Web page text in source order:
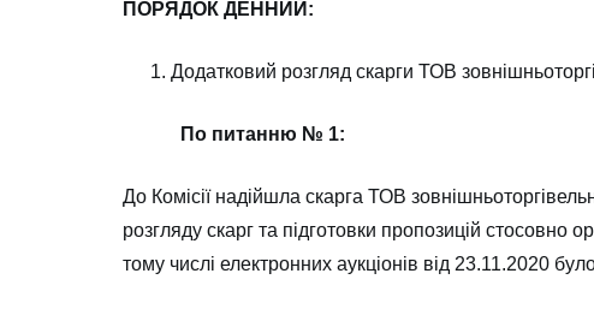
ПОРЯДОК ДЕННИЙ:
Додатковий розгляд скарги ТОВ
По питанню № 1:
До Комісії надійшла скарга ТОВ
розгляду скарг та підготовки пропозицій стосовно
тому числі електронних аукціонів від 23.11.2020